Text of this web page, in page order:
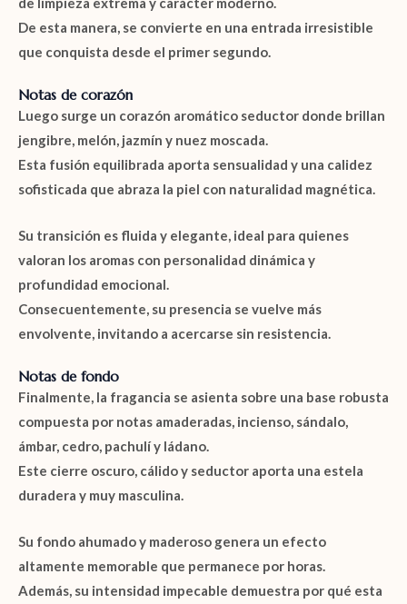
De esta manera, se convierte en una entrada irresistible
que conquista desde el primer segundo.
Notas de corazón
Luego surge un corazón aromático seductor donde brillan
jengibre melón jazmín y nuez moscada
Esta fusión equilibrada aporta sensualidad y una calidez
sofisticada que abraza la piel con naturalidad magnética.
Su transición es fluida y elegante, ideal para quienes
valoran los aromas con personalidad dinámica y
profundidad emocional.
Consecuentemente, su presencia se vuelve más
envolvente, invitando a acercarse sin resistencia.
Notas de fondo
Finalmente, la fragancia se asienta sobre una base robusta
compuesta por notas amaderadas incienso sándalo
ámbar, cedro pachulíy ládano
Este cierre oscuro, cálido y seductor aporta una estela
duradera y muy masculina.
Su fondo ahumado y maderoso genera un efecto
altamente memorable que permanece por horas.
Además, su intensidad impecable demuestra por qué esta